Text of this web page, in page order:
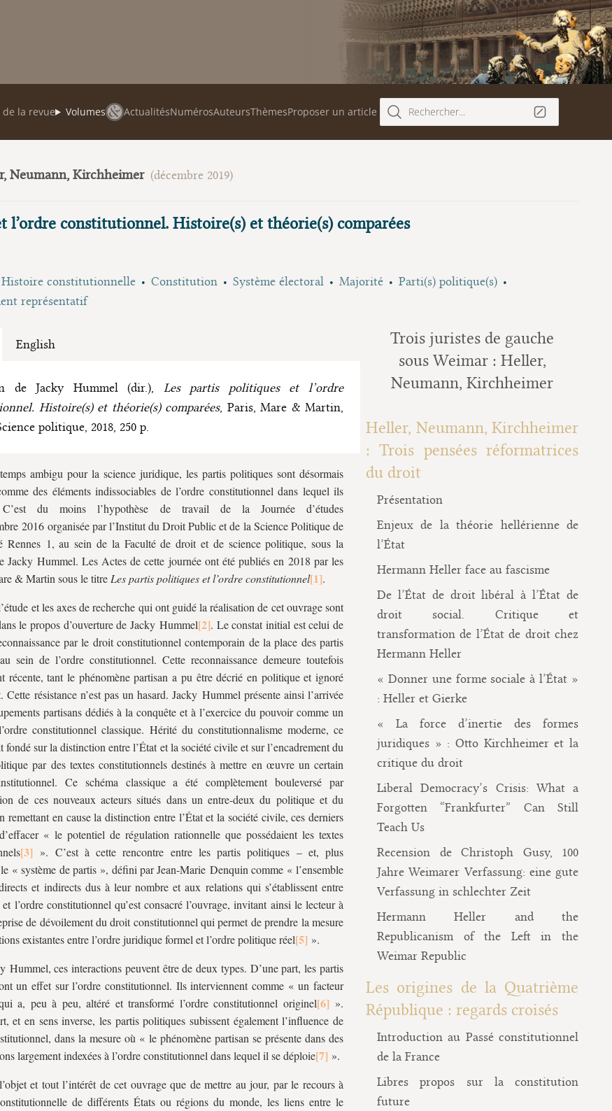
la revue Volumes ActualitésNumérosAuteursThèmesProposer un article Rechercher...
Neumann, Kirchheimer (décembre 2019)
l’ordre constitutionnel. Histoire(s) et théorie(s) comparées
Histoire constitutionnelle Constitution Système électoral Majorité
Parti(s) politique(s)
représentatif
English
de Jacky Hummel (dir.), Les partis politiques et l’ordre
Histoire(s) et théorie(s) comparées, Paris, Mare & Martin,
politique, 2018, 250 p.
ambigu pour la science juridique, les partis politiques sont désormais
des éléments indissociables de l’ordre constitutionnel dans lequel ils
C’est du moins l’hypothèse de travail de la Journée d’études
2016 organisée par l’Institut du Droit Public et de la Science Politique de
Rennes 1, au sein de la Faculté de droit et de science politique, sous la
Jacky Hummel. Les Actes de cette journée ont été publiés en 2018 par les
& Martin sous le titre Les partis politiques et l’ordre constitutionnel
.
et les axes de recherche qui ont guidé la réalisation de cet ouvrage sont
le propos d’ouverture de Jacky Hummel
. Le constat initial est celui de
par le droit constitutionnel contemporain de la place des partis
sein de l’ordre constitutionnel. Cette reconnaissance demeure toutefois
récente, tant le phénomène partisan a pu être décrié en politique et ignoré
Cette résistance n’est pas un hasard. Jacky Hummel présente ainsi l’arrivée
partisans dédiés à la conquête et à l’exercice du pouvoir comme un
constitutionnel classique. Hérité du constitutionnalisme moderne, ce
fondé sur la distinction entre l’État et la société civile et sur l’encadrement du
par des textes constitutionnels destinés à mettre en œuvre un certain
Ce schéma classique a été complètement bouleversé par
de ces nouveaux acteurs situés dans un entre-deux du politique et du
remettant en cause la distinction entre l’État et la société civile, ces derniers
« le potentiel de régulation rationnelle que possédaient les textes
». C’est à cette rencontre entre les partis politiques – et, plus
« système de partis », défini par Jean-Marie Denquin comme « l’ensemble
et indirects dus à leur nombre et aux relations qui s’établissent entre
l’ordre constitutionnel qu’est consacré l’ouvrage, invitant ainsi le lecteur à
de dévoilement du droit constitutionnel qui permet de prendre la mesure
existantes entre l’ordre juridique formel et l’ordre politique réel
».
Hummel, ces interactions peuvent être de deux types. D’une part, les partis
un effet sur l’ordre constitutionnel. Ils interviennent comme « un facteur
a, peu à peu, altéré et transformé l’ordre constitutionnel originel
».
et en sens inverse, les partis politiques subissent également l’influence de
dans la mesure où « le phénomène partisan se présente dans des
largement indexées à l’ordre constitutionnel dans lequel il se déploie
».
et tout l’intérêt de cet ouvrage que de mettre au jour, par le recours à
de différents États ou régions du monde, les liens entre le
Trois juristes de gauche
sous Weimar : Heller,
Neumann, Kirchheimer
Heller, Neumann, Kirchheimer
: Trois pensées réformatrices
du droit
Présentation
Enjeux de la théorie hellérienne de
l’État
Hermann Heller face au fascisme
De l’État de droit libéral à l’État de
droit social. Critique et
transformation de l’État de droit chez
Hermann Heller
« Donner une forme sociale à l’État »
: Heller et Gierke
« La force d’inertie des formes
juridiques » : Otto Kirchheimer et la
critique du droit
Liberal Democracy’s Crisis: What a
Forgotten “Frankfurter” Can Still
Teach Us
Recension de Christoph Gusy, 100
Jahre Weimarer Verfassung: eine gute
Verfassung in schlechter Zeit
Hermann Heller and the
Republicanism of the Left in the
Weimar Republic
Les origines de la Quatrième
République : regards croisés
Introduction au Passé constitutionnel
de la France
Libres propos sur la constitution
future